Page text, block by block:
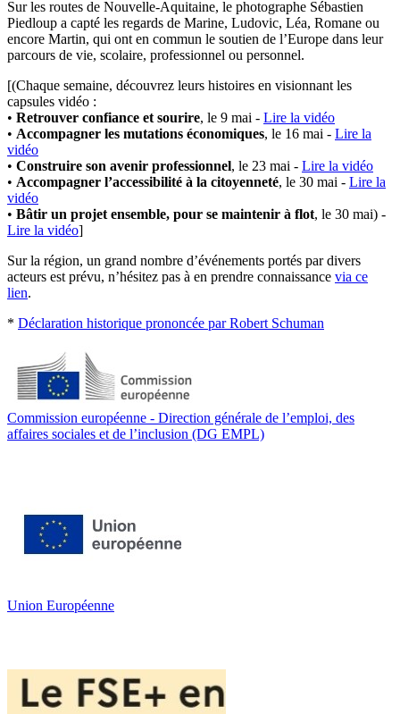
Sur les routes de Nouvelle-Aquitaine, le photographe Sébastien
Piedloup a capté les regards de Marine, Ludovic, Léa, Romane ou
encore Martin, qui ont en commun le soutien de l’Europe dans leur
parcours de vie, scolaire, professionnel ou personnel.
[(Chaque semaine, découvrez leurs histoires en visionnant les
capsules vidéo :
• Retrouver confiance et sourire, le 9 mai - Lire la vidéo
• Accompagner les mutations économiques, le 16 mai - Lire la
vidéo
• Construire son avenir professionnel, le 23 mai - Lire la vidéo
• Accompagner l’accessibilité à la citoyenneté, le 30 mai - Lire la
vidéo
• Bâtir un projet ensemble, pour se maintenir à flot, le 30 mai) -
Lire la vidéo]
Sur la région, un grand nombre d’événements portés par divers
acteurs est prévu, n’hésitez pas à en prendre connaissance via ce
lien.
* Déclaration historique prononcée par Robert Schuman
Commission européenne - Direction générale de l’emploi, des
affaires sociales et de l’inclusion (DG EMPL)
Union Européenne